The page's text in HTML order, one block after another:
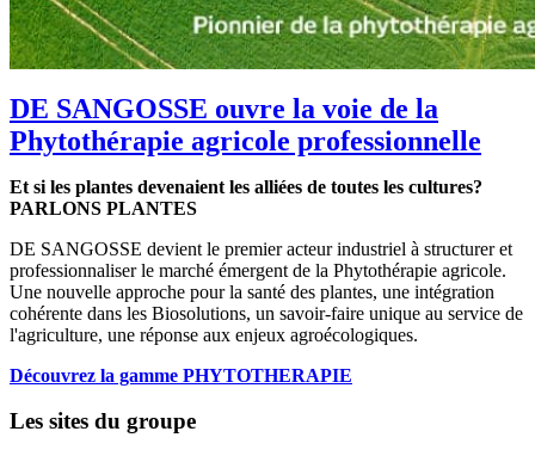
DE SANGOSSE ouvre la voie de la
Phytothérapie agricole professionnelle
Et si les plantes devenaient les alliées de toutes les cultures?
PARLONS PLANTES
DE SANGOSSE devient le premier acteur industriel à structurer et
professionnaliser le marché émergent de la Phytothérapie agricole.
Une nouvelle approche pour la santé des plantes, une intégration
cohérente dans les Biosolutions, un savoir-faire unique au service de
l'agriculture, une réponse aux enjeux agroécologiques.
Découvrez la gamme PHYTOTHERAPIE
Les sites du groupe